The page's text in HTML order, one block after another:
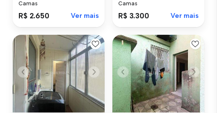
Camas
R$ 2.650 Ver mais
Camas
R$ 3.300 Ver mais